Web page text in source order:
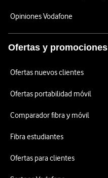
Opiniones Vodafone
Ofertas y promociones
Ofertas nuevos clientes
Ofertas portabilidad móvil
Comparador fibra y móvil
Fibra estudiantes
Ofertas para clientes